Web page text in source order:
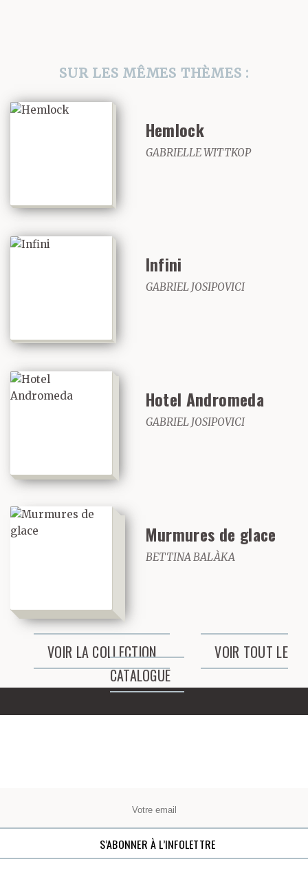
SUR LES MÊMES THÈMES :
Hemlock
GABRIELLE WITTKOP
Infini
GABRIEL JOSIPOVICI
Hotel Andromeda
GABRIEL JOSIPOVICI
Murmures de glace
BETTINA BALÀKA
VOIR LA COLLECTION
VOIR TOUT LE
CATALOGUE